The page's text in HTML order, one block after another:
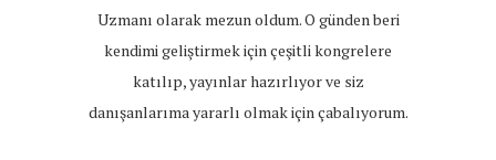
Uzmanı olarak mezun oldum. O günden beri
kendimi geliştirmek için çeşitli kongrelere
katılıp, yayınlar hazırlıyor ve siz
danışanlarıma yararlı olmak için çabalıyorum.